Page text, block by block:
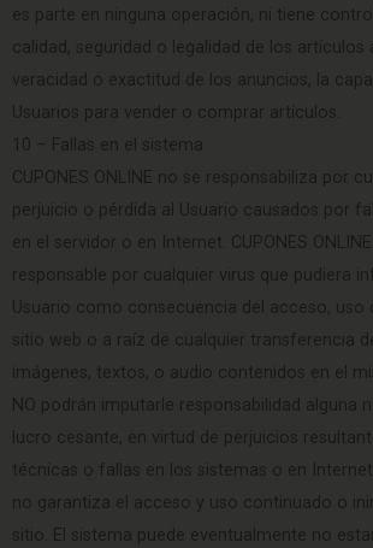
es parte en ninguna operación, ni tiene
calidad, seguridad o legalidad de los artículos
veracidad o exactitud de los anuncios, la
Usuarios para vender o comprar artículos.
10 – Fallas en el sistema
CUPONES ONLINE no se responsabiliza por
perjuicio o pérdida al Usuario causados por
en el servidor o en Internet. CUPONES
responsable por cualquier virus que pudiera
Usuario como consecuencia del acceso, uso
sitio web o a raíz de cualquier transferencia
imágenes, textos, o audio contenidos en el
NO podrán imputarle responsabilidad alguna
lucro cesante, en virtud de perjuicios
técnicas o fallas en los sistemas o en Internet.
no garantiza el acceso y uso continuado o
sitio. El sistema puede eventualmente no